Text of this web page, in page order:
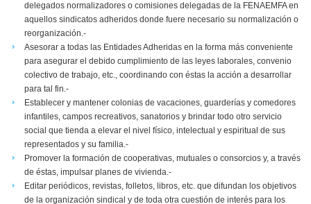
delegados normalizadores o comisiones delegadas de la FENAEMFA en
aquellos sindicatos adheridos donde fuere necesario su normalización o
reorganización.-
Asesorar a todas las Entidades Adheridas en la forma más conveniente
para asegurar el debido cumplimiento de las leyes laborales, convenio
colectivo de trabajo, etc., coordinando con éstas la acción a desarrollar
para tal fin.-
Establecer y mantener colonias de vacaciones, guarderías y comedores
infantiles, campos recreativos, sanatorios y brindar todo otro servicio
social que tienda a elevar el nivel físico, intelectual y espiritual de sus
representados y su familia.-
Promover la formación de cooperativas, mutuales o consorcios y, a través
de éstas, impulsar planes de vivienda.-
Editar periódicos, revistas, folletos, libros, etc. que difundan los objetivos
de la organización sindical y de toda otra cuestión de interés para los